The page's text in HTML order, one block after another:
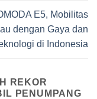
E5, Mobilitas
dengan Gaya dan
di Indonesia
REKOR
PENUMPANG